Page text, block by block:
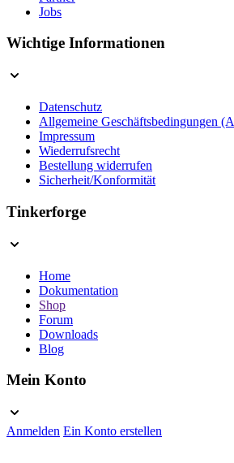
Jobs
Wichtige Informationen
Datenschutz
Allgemeine Geschäftsbedingungen
Impressum
Wiederrufsrecht
Bestellung widerrufen
Sicherheit/Konformität
Tinkerforge
Home
Dokumentation
Shop
Forum
Downloads
Blog
Mein Konto
Anmelden Ein Konto erstellen